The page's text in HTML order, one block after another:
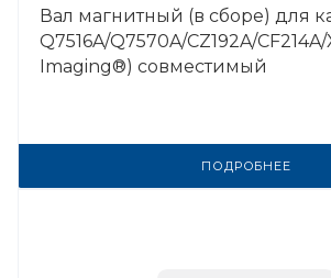
Вал магнитный (в сборе) для
Q7516A/Q7570A/CZ192A/CF214A/
Imaging®) совместимый
ПОДРОБНЕЕ